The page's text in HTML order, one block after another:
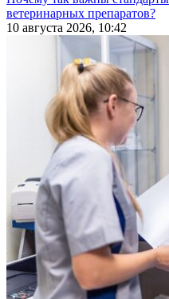
ветеринарных препаратов?
10 августа 2026, 10:42